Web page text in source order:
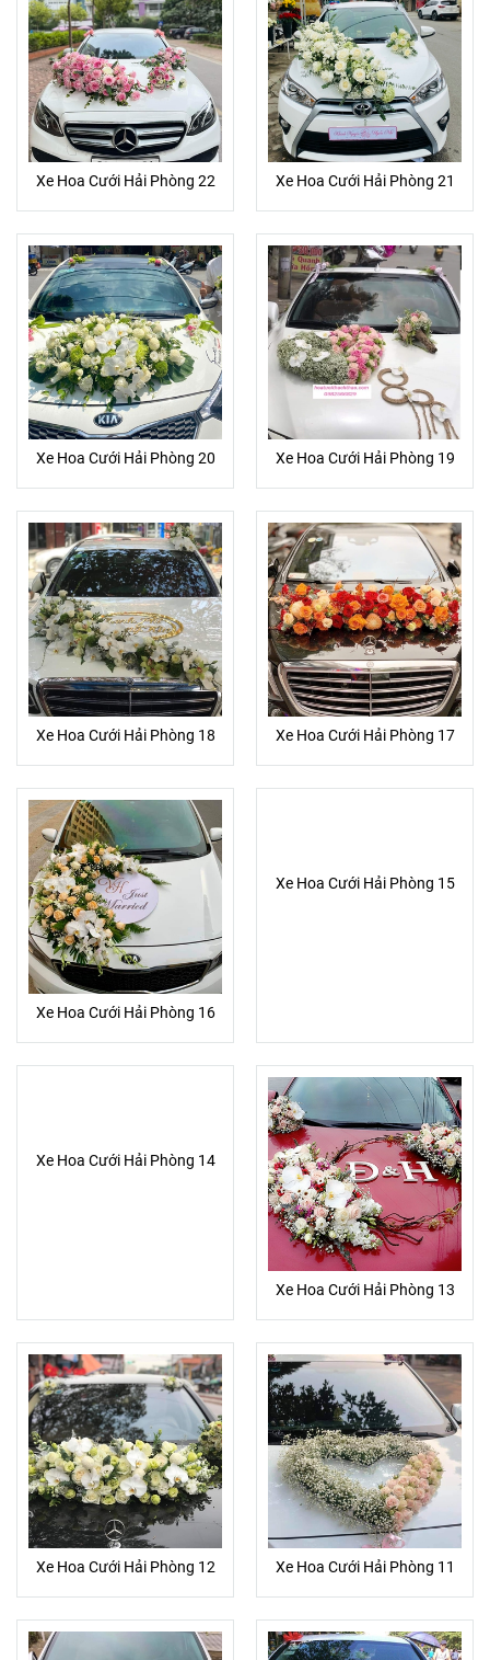
Xe Hoa Cưới Hải Phòng 22 Xe Hoa Cưới Hải Phòng 21
Xe Hoa Cưới Hải Phòng 20 Xe Hoa Cưới Hải Phòng 19
Xe Hoa Cưới Hải Phòng 18 Xe Hoa Cưới Hải Phòng 17
Xe Hoa Cưới Hải Phòng 16
Xe Hoa Cưới Hải Phòng 14
Xe Hoa Cưới Hải Phòng 13
Xe Hoa Cưới Hải Phòng 12 Xe Hoa Cưới Hải Phòng 11